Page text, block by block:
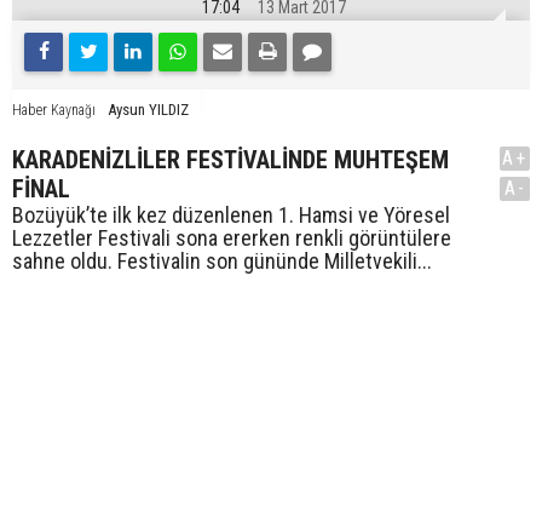
17:04 13 Mart 2017
Haber Kaynağı Aysun YILDIZ
KARADENİZLİLER FESTİVALİNDE MUHTEŞEM
FİNAL
Bozüyük’te ilk kez düzenlenen 1. Hamsi ve Yöresel
Lezzetler Festivali sona ererken renkli görüntülere
sahne oldu. Festivalin son gününde Milletvekili...
A+
A-